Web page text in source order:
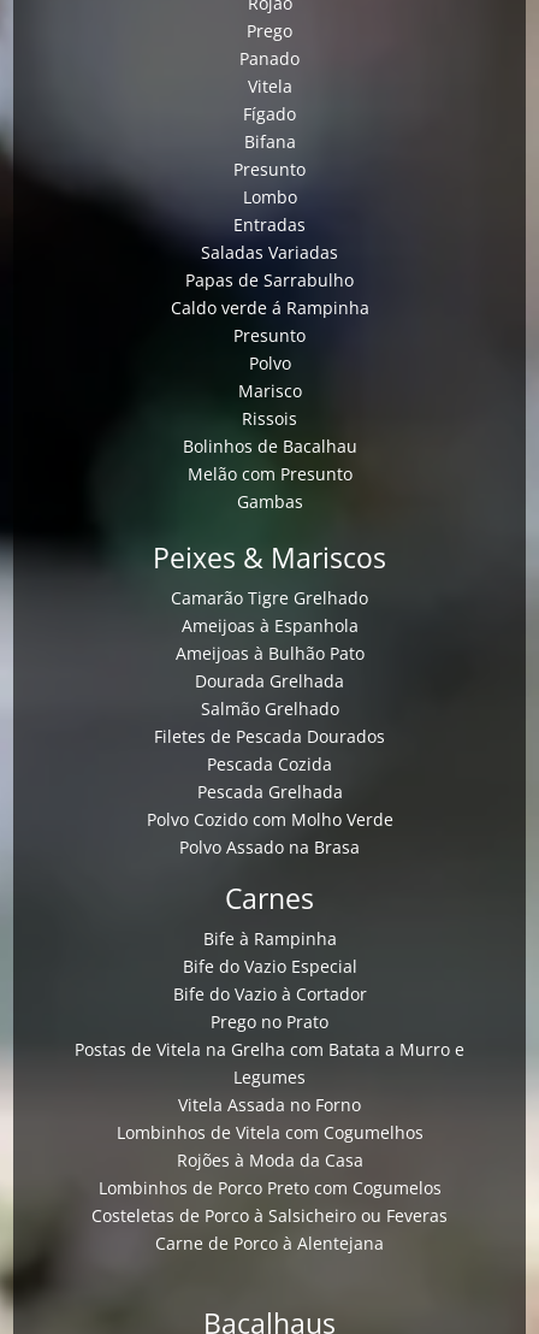
Prego
Panado
Vitela
Fígado
Bifana
Presunto
Lombo
Entradas
Saladas Variadas
Papas de Sarrabulho
Caldo verde á Rampinha
Presunto
Polvo
Marisco
Rissois
Bolinhos de Bacalhau
Melão com Presunto
Gambas
Peixes & Mariscos
Camarão Tigre Grelhado
Ameijoas à Espanhola
Ameijoas à Bulhão Pato
Dourada Grelhada
Salmão Grelhado
Filetes de Pescada Dourados
Pescada Cozida
Pescada Grelhada
Polvo Cozido com Molho Verde
Polvo Assado na Brasa
Carnes
Bife à Rampinha
Bife do Vazio Especial
Bife do Vazio à Cortador
Prego no Prato
Postas de Vitela na Grelha com Batata a Murro e
Legumes
Vitela Assada no Forno
Lombinhos de Vitela com Cogumelhos
Rojões à Moda da Casa
Lombinhos de Porco Preto com Cogumelos
Costeletas de Porco à Salsicheiro ou Feveras
Carne de Porco à Alentejana
Bacalhaus